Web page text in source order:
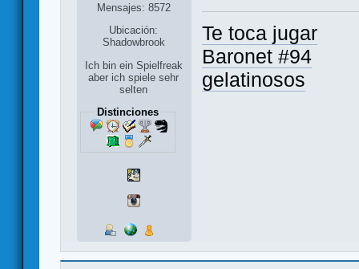
Mensajes: 8572
Ubicación:
Shadowbrook
Ich bin ein Spielfreak
aber ich spiele sehr
selten
Distinciones
Te toca jugar
Baronet #94
gelatinosos